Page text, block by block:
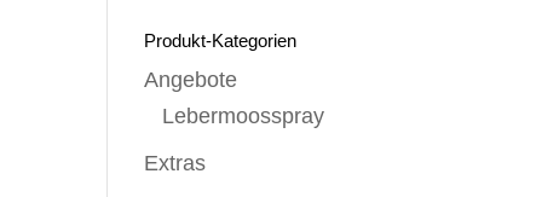
Produkt-Kategorien
Angebote
Lebermoosspray
Extras